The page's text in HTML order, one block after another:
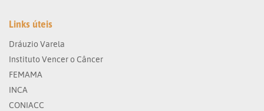
Links úteis
Dráuzio Varela
Instituto Vencer o Câncer
FEMAMA
INCA
CONIACC